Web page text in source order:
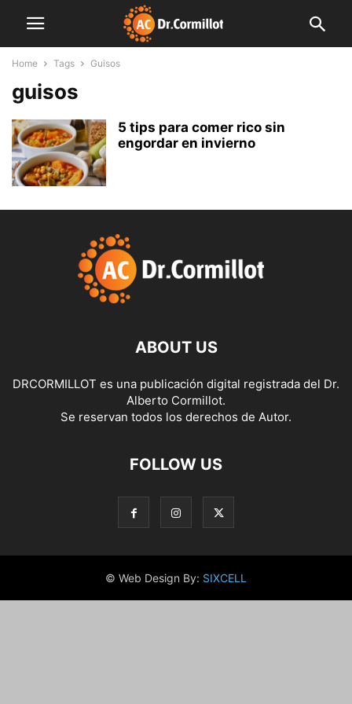
Home Tags Guisos
guisos
5 tips para comer rico sin
engordar en invierno
ABOUT US
DRCORMILLOT es una publicación digital registrada del Dr.
Alberto Cormillot.
Se reservan todos los derechos de Autor.
FOLLOW US
© Web Design By: SIXCELL